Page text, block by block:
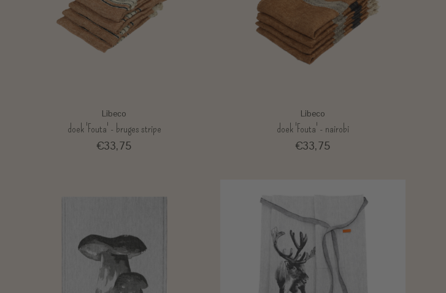
Libeco
doek 'Fouta' - bruges stripe
€33,75
Libeco
doek 'Fouta' - nairobi
€33,75